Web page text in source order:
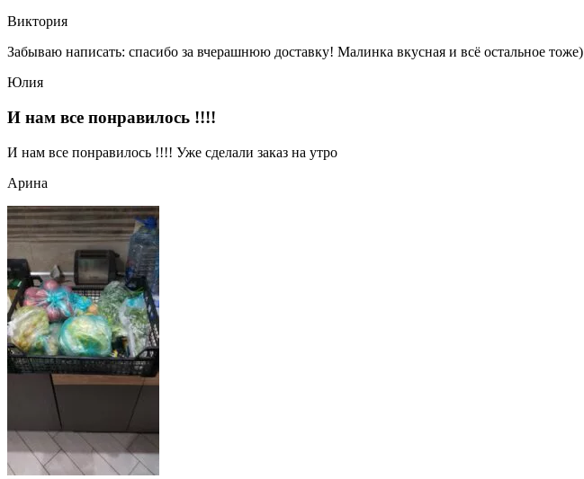
Виктория
Забываю написать: спасибо за вчерашнюю доставку! Малинка вкусная и всё остальное тоже)
Юлия
И нам все понравилось !!!!
И нам все понравилось !!!! Уже сделали заказ на утро
Арина